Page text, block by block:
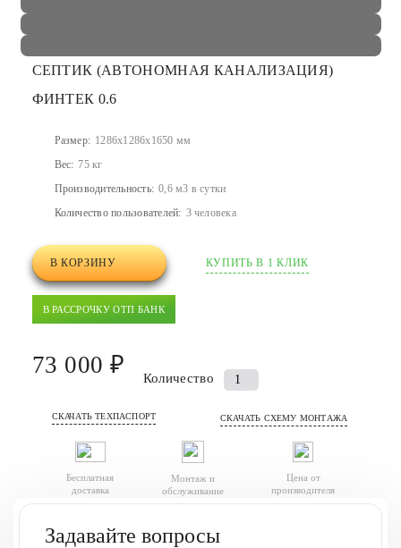
СЕПТИК (АВТОНОМНАЯ КАНАЛИЗАЦИЯ)
ФИНТЕК 0.6
Размер: 1286x1286x1650 мм
Вес: 75 кг
Производительность: 0,6 м3 в сутки
Количество пользователей: 3 человека
В КОРЗИНУ КУПИТЬ В 1 КЛИК
В РАССРОЧКУ ОТП БАНК
73 000 ₽ КоличествоКоличество
Септик
канализация)
Финтек
СКАЧАТЬ ТЕХПАСПОРТ СКАЧАТЬ СХЕМУ МОНТАЖА
Бесплатная
доставка
Монтаж и
обслуживание
Цена от
производителя
Задавайте вопросы